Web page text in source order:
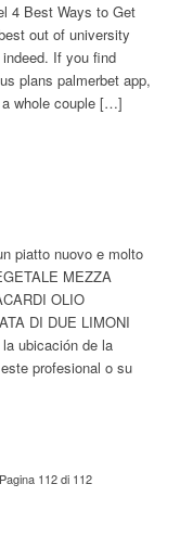
4 Best Ways to Get
out of university
If you find
plans palmerbet app,
whole couple […]
piatto nuovo e molto
MEZZA
OLIO
DI DUE LIMONI
ubicación de la
profesional o su
Pagina 112 di 112